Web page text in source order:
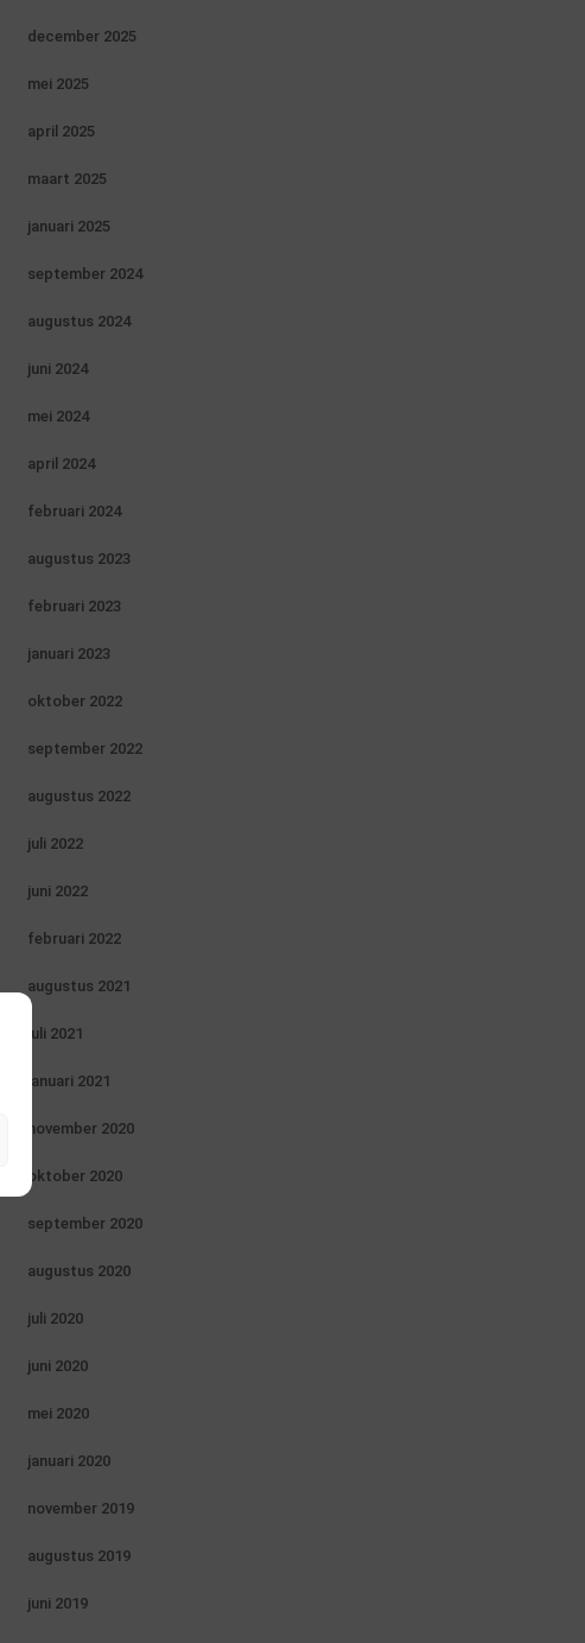
december 2025
mei 2025
april 2025
maart 2025
januari 2025
september 2024
augustus 2024
juni 2024
mei 2024
april 2024
februari 2024
augustus 2023
februari 2023
januari 2023
oktober 2022
september 2022
augustus 2022
juli 2022
juni 2022
februari 2022
augustus 2021
juli 2021
januari 2021
november 2020
oktober 2020
september 2020
augustus 2020
juli 2020
juni 2020
mei 2020
januari 2020
november 2019
augustus 2019
juni 2019